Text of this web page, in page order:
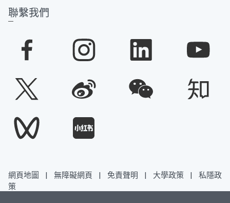
聯繫我們
網頁地圖 | 無障礙網頁 | 免責聲明 | 大學政策 |
私隱政
策